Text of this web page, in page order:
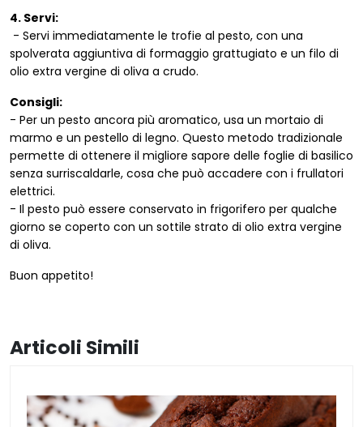
4. Servi:
- Servi immediatamente le trofie al pesto, con una
spolverata aggiuntiva di formaggio grattugiato e un filo di
olio extra vergine di oliva a crudo.
Consigli:
- Per un pesto ancora più aromatico, usa un mortaio di
marmo e un pestello di legno. Questo metodo tradizionale
permette di ottenere il migliore sapore delle foglie di basilico
senza surriscaldarle, cosa che può accadere con i frullatori
elettrici.
- Il pesto può essere conservato in frigorifero per qualche
giorno se coperto con un sottile strato di olio extra vergine
di oliva.
Buon appetito!
Articoli Simili